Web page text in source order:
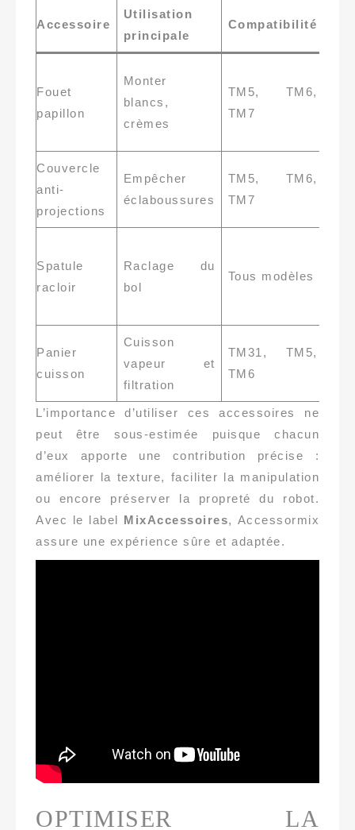
Accessoire
Utilisation
principale
Compatibilité
Fouet
papillon
Monter
blancs,
crèmes
TM5, TM6,
TM7
Couvercle
anti-
projections
Empêcher
éclaboussures
TM5, TM6,
TM7
Spatule
racloir
Raclage du
bol
Tous modèles
Panier
cuisson
Cuisson
vapeur et
filtration
TM31, TM5,
TM6
L’importance d’utiliser ces accessoires ne
peut être sous-estimée puisque chacun
d’eux apporte une contribution précise :
améliorer la texture, faciliter la manipulation
ou encore préserver la propreté du robot.
Avec le label MixAccessoires, Accessormix
assure une expérience sûre et adaptée.
OPTIMISER LA